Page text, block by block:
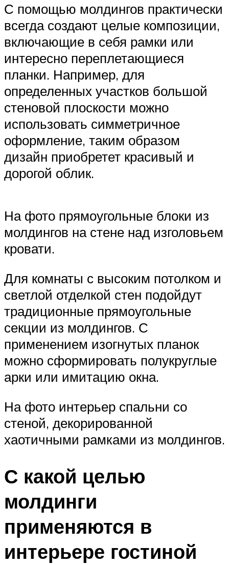
С помощью молдингов практически
всегда создают целые композиции,
включающие в себя рамки или
интересно переплетающиеся
планки. Например, для
определенных участков большой
стеновой плоскости можно
использовать симметричное
оформление, таким образом
дизайн приобретет красивый и
дорогой облик.
На фото прямоугольные блоки из
молдингов на стене над изголовьем
кровати.
Для комнаты с высоким потолком и
светлой отделкой стен подойдут
традиционные прямоугольные
секции из молдингов. С
применением изогнутых планок
можно сформировать полукруглые
арки или имитацию окна.
На фото интерьер спальни со
стеной, декорированной
хаотичными рамками из молдингов.
С какой целью
молдинги
применяются в
интерьере гостиной